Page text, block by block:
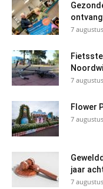
7
7
Flower
7
jaar
7